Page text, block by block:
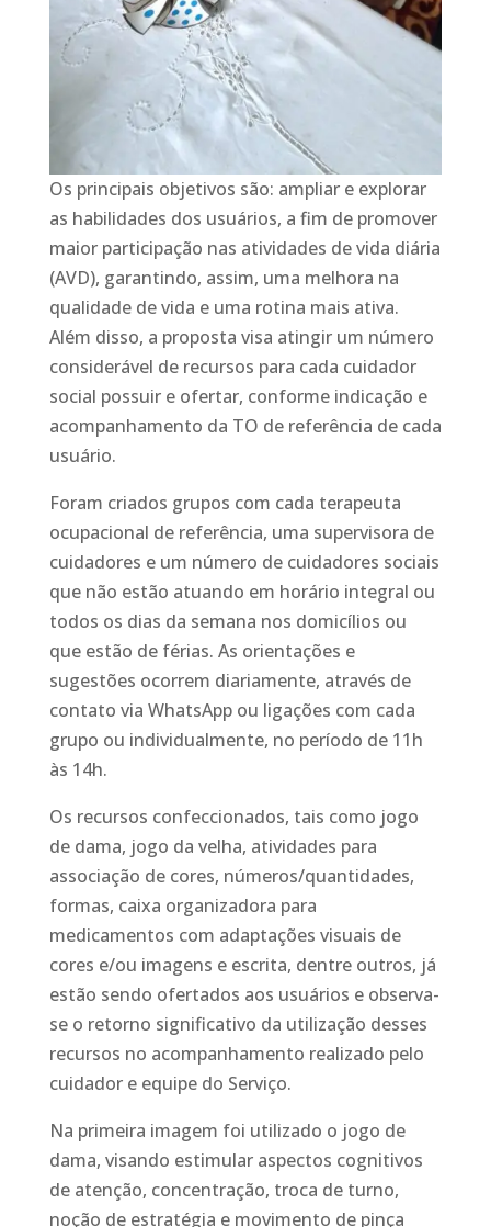
Os principais objetivos são: ampliar e explorar
as habilidades dos usuários, a fim de promover
maior participação nas atividades de vida diária
(AVD), garantindo, assim, uma melhora na
qualidade de vida e uma rotina mais ativa.
Além disso, a proposta visa atingir um número
considerável de recursos para cada cuidador
social possuir e ofertar, conforme indicação e
acompanhamento da TO de referência de cada
usuário.
Foram criados grupos com cada terapeuta
ocupacional de referência, uma supervisora de
cuidadores e um número de cuidadores sociais
que não estão atuando em horário integral ou
todos os dias da semana nos domicílios ou
que estão de férias. As orientações e
sugestões ocorrem diariamente, através de
contato via WhatsApp ou ligações com cada
grupo ou individualmente, no período de 11h
às 14h.
Os recursos confeccionados, tais como jogo
de dama, jogo da velha, atividades para
associação de cores, números/quantidades,
formas, caixa organizadora para
medicamentos com adaptações visuais de
cores e/ou imagens e escrita, dentre outros, já
estão sendo ofertados aos usuários e observa-
se o retorno significativo da utilização desses
recursos no acompanhamento realizado pelo
cuidador e equipe do Serviço.
Na primeira imagem foi utilizado o jogo de
dama, visando estimular aspectos cognitivos
de atenção, concentração, troca de turno,
noção de estratégia e movimento de pinça